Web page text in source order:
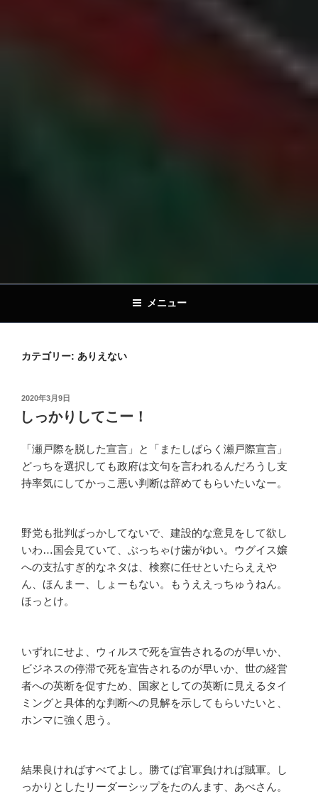
メニュー
カテゴリー: ありえない
投
稿
日:
2020年3月9日
しっかりしてこー！
「瀬戸際を脱した宣言」と「またしばらく瀬戸際宣言」
どっちを選択しても政府は文句を言われるんだろうし支
持率気にしてかっこ悪い判断は辞めてもらいたいなー。
野党も批判ばっかしてないで、建設的な意見をして欲し
いわ…国会見ていて、ぶっちゃけ歯がゆい。ウグイス嬢
への支払すぎ的なネタは、検察に任せといたらええや
ん、ほんまー、しょーもない。もうええっちゅうねん。
ほっとけ。
いずれにせよ、ウィルスで死を宣告されるのが早いか、
ビジネスの停滞で死を宣告されるのが早いか、世の経営
者への英断を促すため、国家としての英断に見えるタイ
ミングと具体的な判断への見解を示してもらいたいと、
ホンマに強く思う。
結果良ければすべてよし。勝てば官軍負ければ賊軍。し
っかりとしたリーダーシップをたのんます、あべさん。